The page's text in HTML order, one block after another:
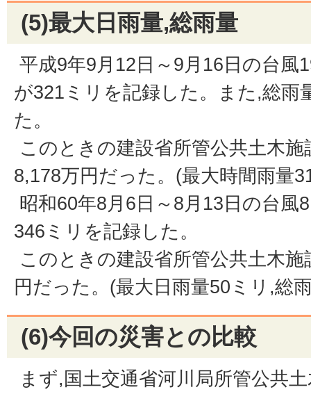
(5)最大日雨量,総雨量
平成9年9月12日～9月16日の台風
が321ミリを記録した。また,総雨
た。
このときの建設省所管公共土木
8,178万円だった。(最大時間雨量
昭和60年8月6日～8月13日の台風
346ミリを記録した。
このときの建設省所管公共土木
円だった。(最大日雨量50ミリ,総
(6)今回の災害との比較
まず,国土交通省河川局所管公共